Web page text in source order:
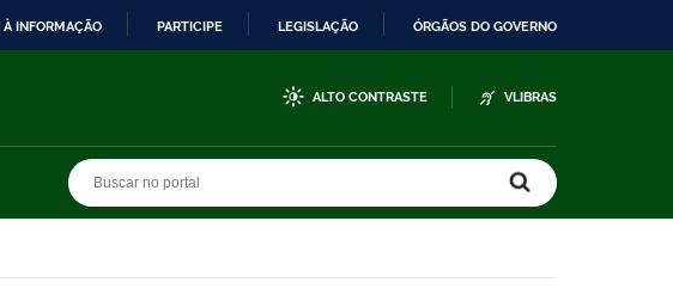
À INFORMAÇÃO PARTICIPE LEGISLAÇÃO ÓRGÃOS DO GOVERNO
ALTO CONTRASTE VLIBRAS